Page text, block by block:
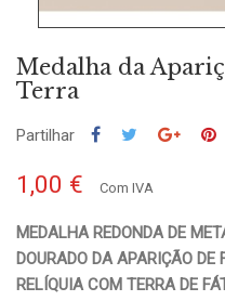
Medalha da
Terra
Partilhar
1,00 € Com IVA
MEDALHA REDONDA DE
DOURADO DA APARIÇÃO
RELÍQUIA COM TERRA DE